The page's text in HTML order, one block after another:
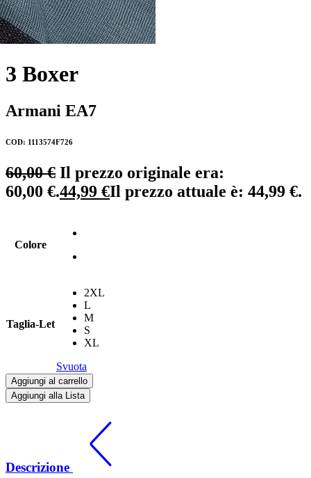
3 Boxer
Armani EA7
COD: 1113574F726
60,00€ Il prezzo originale era:
60,00 €.44,99 €Il prezzo attuale è: 44,99 €.
Colore
Taglia-Let
2XL
L
M
S
XL
Svuota
Aggiungi al carrello
Aggiungi alla Lista
Descrizione